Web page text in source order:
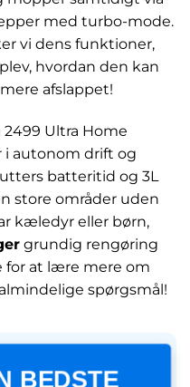
med turbo-mode.
vi dens funktioner,
hvordan den kan
afslappet!
2499 Ultra Home
i autonom drift og
batteritid og 3L
store områder uden
kæledyr eller børn,
grundig rengøring
for at lære mere om
spørgsmål!
BEDSTE